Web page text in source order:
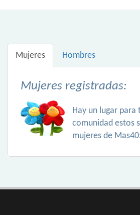
Mujeres Hombres
Mujeres registradas:
Hay un lugar para
comunidad estos
mujeres de